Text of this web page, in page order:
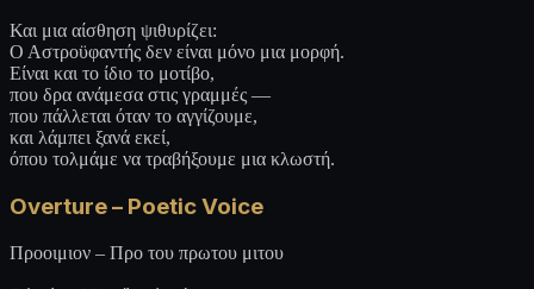
Και μια αίσθηση ψιθυρίζει:
Ο Αστροϋφαντής δεν είναι μόνο μια μορφή.
Είναι και το ίδιο το μοτίβο,
που δρα ανάμεσα στις γραμμές —
που πάλλεται όταν το αγγίζουμε,
και λάμπει ξανά εκεί,
όπου τολμάμε να τραβήξουμε μια κλωστή.
Overture – Poetic Voice
Προοιμιον – Προ του πρωτου μιτου